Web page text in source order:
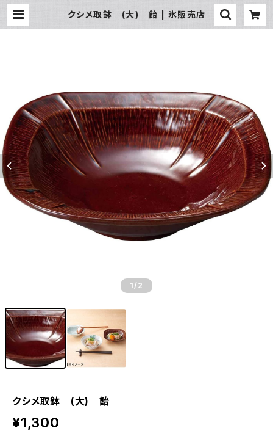
クシメ取鉢 (大) 飴 | 氷販売店
1 /2
クシメ取鉢 (大) 飴
¥1,300